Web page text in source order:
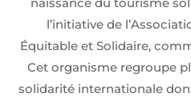
l’initiative de
Équitable et Solidaire,
Cet organisme regroupe
solidarité internationale